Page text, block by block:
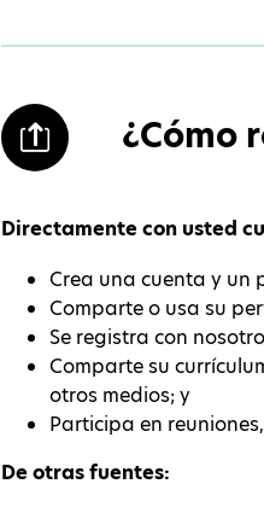
¿Cómo
Directamente con usted
Crea una cuenta y un
Comparte o usa su
Se registra con
Comparte su
otros medios; y
Participa en
De otras fuentes: